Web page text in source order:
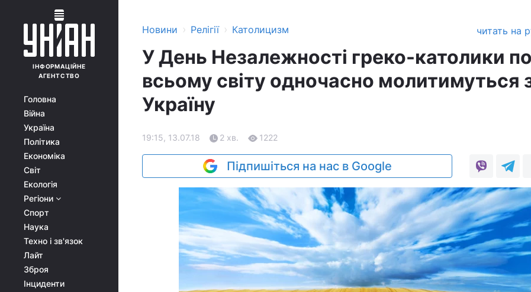
ІНФОРМАЦІЙНЕ
АГЕНТСТВО
Головна
Війна
Україна
Політика
Економіка
Світ
Екологія
Регіони
Спорт
Наука
Техно і зв'язок
Лайт
Зброя
Інциденти
Новини › Релігії › Католицизм читать на
У День Незалежності греко-католики по
всьому світу одночасно молитимуться
Україну
19:15, 13.07.18 2 хв. 1222
Підпишіться на нас в Google